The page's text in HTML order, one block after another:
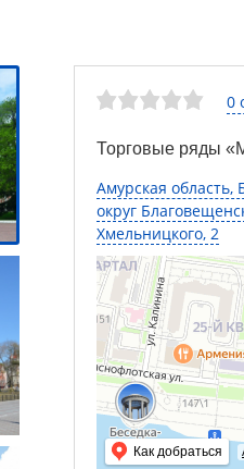
0
Торговые ряды
Амурская область,
округ
Хмельницкого, 2
Как добраться